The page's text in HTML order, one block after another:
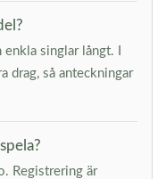
singlar långt. I
drag, så anteckningar
Registrering är